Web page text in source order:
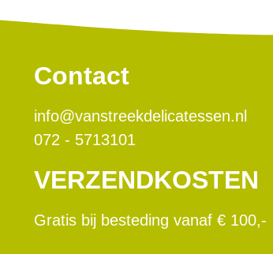
Contact
info@vanstreekdelicatessen.nl
072 - 5713101
VERZENDKOSTEN
Gratis bij besteding vanaf € 100,-